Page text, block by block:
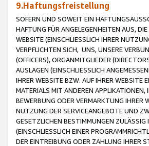
9.Haftungsfreistellung
SOFERN UND SOWEIT EIN
HAFTUNG FÜR ANGELEGENHEITEN AUS,
WEBSITE (EINSCHLIESSLICH IHRER
VERPFLICHTEN SICH, UNS, UNSERE
(OFFICERS), ORGANMITGLIEDER
AUSLAGEN (EINSCHLIESSLICH
IHRER WEBSITE BZW. AUF IHRER WEBSITE
MATERIALS MIT ANDEREN
BEWERBUNG ODER VERMARKTUNG IHRER
NUTZUNG DER SERVICEANGEBOTE UND
GESETZLICHEN BESTIMMUNGEN
(EINSCHLIESSLICH EINER
DER EINTREIBUNG ODER ZAHLUNG IHRER